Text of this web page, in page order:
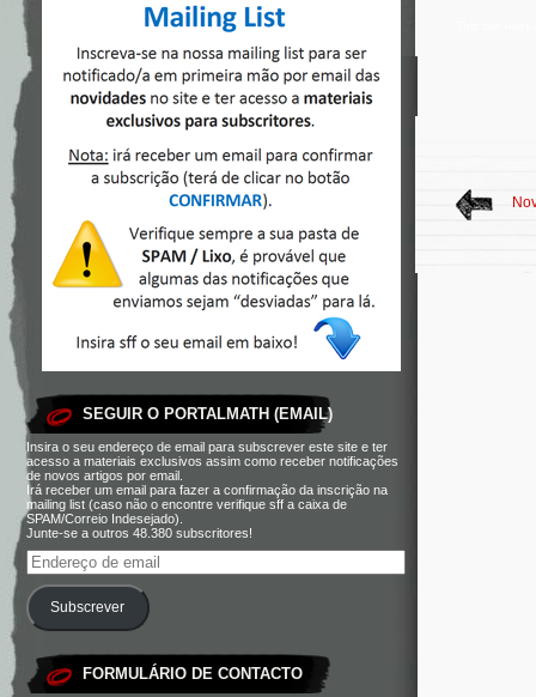
SEGUIR O PORTALMATH (EMAIL)
Insira o seu endereço de email para subscrever este site e ter
acesso a materiais exclusivos assim como receber notificações
de novos artigos por email.
Irá receber um email para fazer a confirmação da inscrição na
mailing list (caso não o encontre verifique sff a caixa de
SPAM/Correio Indesejado).
Junte-se a outros 48.380 subscritores!
Subscrever
FORMULÁRIO DE CONTACTO